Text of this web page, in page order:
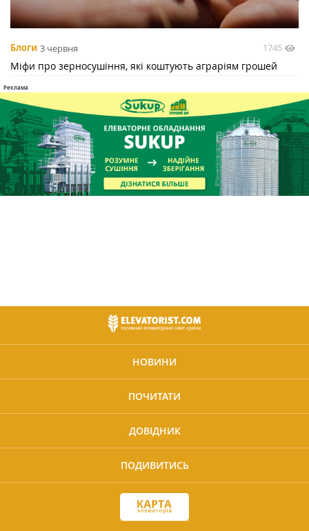
Блоги 3 червня 1745
Міфи про зерносушіння, які коштують аграріям грошей
НОВИНИ
ПОЧИТАТИ
ДОВІДНИК
ПОДИВИТИСЬ